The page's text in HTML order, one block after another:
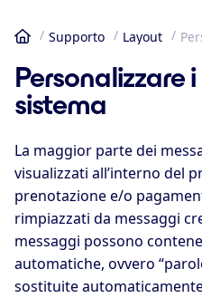
Home
Supporto Layout
Personalizzare
sistema
La maggior parte dei
visualizzati all’interno del
prenotazione e/o
rimpiazzati da messaggi
messaggi possono
automatiche, ovvero
sostituite